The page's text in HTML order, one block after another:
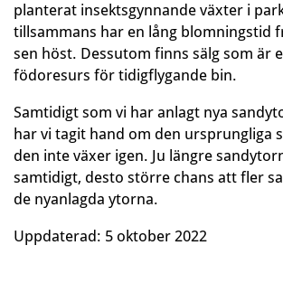
planterat insektsgynnande växter i
tillsammans har en lång blomningstid
sen höst. Dessutom finns sälg som är
födoresurs för tidigflygande bin.
Samtidigt som vi har anlagt nya
har vi tagit hand om den ursprungliga
den inte växer igen. Ju längre
samtidigt, desto större chans att fler
de nyanlagda ytorna.
Uppdaterad: 5 oktober 2022